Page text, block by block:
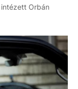
Orbán